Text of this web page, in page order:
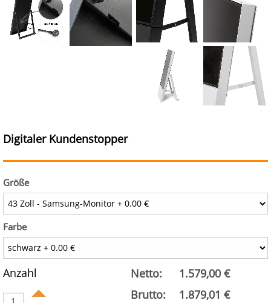
Digitaler Kundenstopper
Größe
Farbe
Anzahl Netto:
1.579,00 €
Brutto:
1.879,01 €